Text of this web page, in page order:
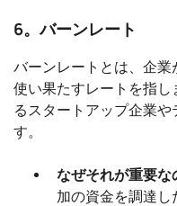
6。バーンレート
バーンレートとは、企
使い果たすレートを指
るスタートアップ企業
す。
なぜそれが重要な
加の資金を調達